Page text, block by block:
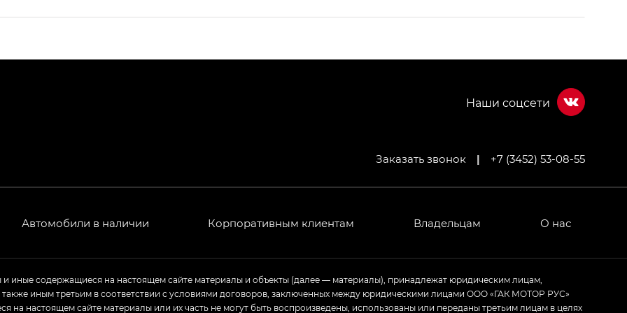
в комплектации Экс ПРЕМИУМ — EX PREMIUM
Би Передний привод — GB 2WD, Джи Би Полный привод — GB AWD, Джи Эль Полный привод —
Эс — GS, Джи Эль с элементы экстерьера в спортивном стиле — GL (S-Style)
Заказать звонок | +7 (3452) 53-08-55
Автомобили в наличии Корпоративным клиентам Владельцам О нас
иные содержащиеся на настоящем сайте материалы и объекты (далее — материалы), принадлежат юридическим лицам,
иным третьим в соответствии с условиями договоров, заключенных между юридическими лицами ООО «ГАК МОТОР РУС»
настоящем сайте материалы или их часть не могут быть воспроизведены, использованы или переданы третьим лицам в целях